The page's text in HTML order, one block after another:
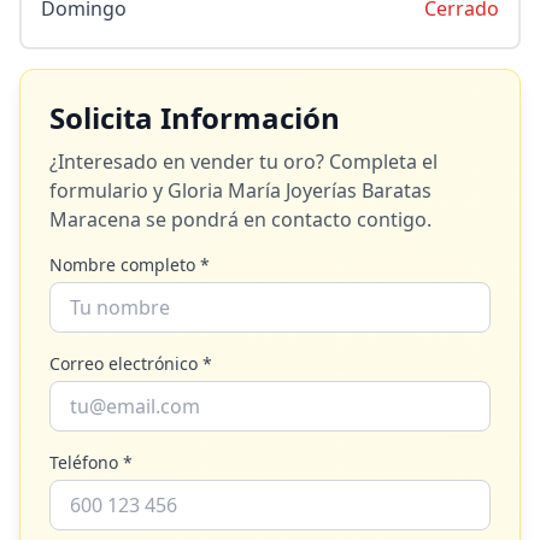
Domingo Cerrado
Solicita Información
¿Interesado en vender tu oro? Completa el
formulario y Gloria María Joyerías Baratas
Maracena se pondrá en contacto contigo.
Nombre completo *
Correo electrónico *
Teléfono *